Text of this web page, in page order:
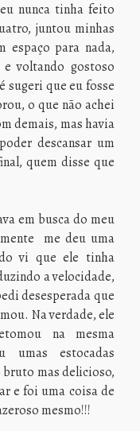
nunca tinha feito
juntou minhas
espaço para nada,
voltando gostoso
sugeri que eu fosse
o que não achei
demais, mas havia
descansar um
quem disse que
em busca do meu
me deu uma
vi que ele tinha
a velocidade,
desesperada que
Na verdade, ele
na mesma
umas estocadas
mas delicioso,
e foi uma coisa de
mesmo!!!